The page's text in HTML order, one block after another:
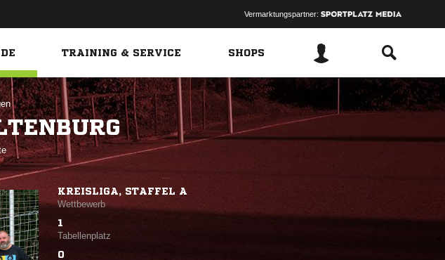
Vermarktungspartner:
TRAINING & SERVICE SHOPS
KREISLIGA, STAFFEL A
Wettbewerb
1
Tabellenplatz
0